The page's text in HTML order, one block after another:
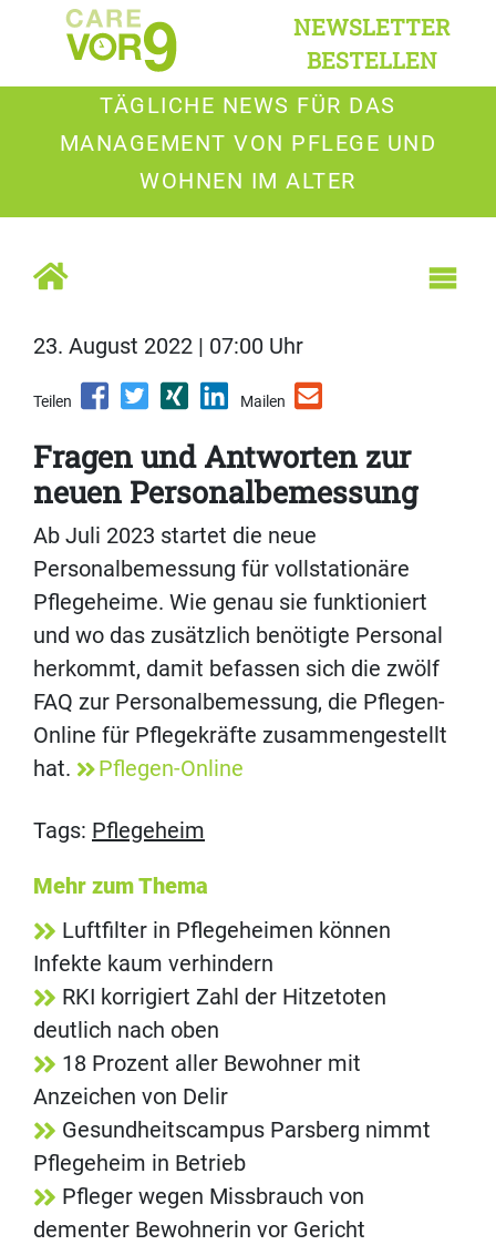
NEWSLETTER
BESTELLEN
TÄGLICHE NEWS FÜR DAS
MANAGEMENT VON PFLEGE UND
WOHNEN IM ALTER
23. August 2022 | 07:00 Uhr
Teilen Mailen
Fragen und Antworten zur
neuen Personalbemessung
Ab Juli 2023 startet die neue
Personalbemessung für vollstationäre
Pflegeheime. Wie genau sie funktioniert
und wo das zusätzlich benötigte Personal
herkommt, damit befassen sich die zwölf
FAQ zur Personalbemessung, die Pflegen-
Online für Pflegekräfte zusammengestellt
hat.
Pflegen-Online
Tags: Pflegeheim
Mehr zum Thema
Luftfilter in Pflegeheimen können
Infekte kaum verhindern
RKI korrigiert Zahl der Hitzetoten
deutlich nach oben
18 Prozent aller Bewohner mit
Anzeichen von Delir
Gesundheitscampus Parsberg nimmt
Pflegeheim in Betrieb
Pfleger wegen Missbrauch von
dementer Bewohnerin vor Gericht